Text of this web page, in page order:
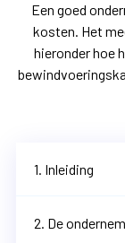
Een goed
kosten. Het
hieronder hoe
1. Inleiding
2. De